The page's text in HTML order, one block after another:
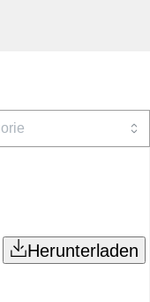
Herunterladen